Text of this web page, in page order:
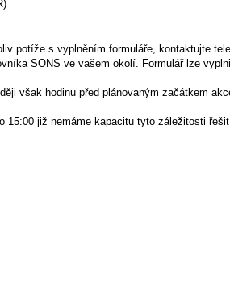
potíže s vyplněním formuláře, kontaktujte
SONS ve vašem okolí. Formulář lze
však hodinu před plánovaným začátkem
již nemáme kapacitu tyto záležitosti